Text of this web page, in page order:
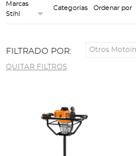
Marcas
Stihl
Categorías Ordenar por
FILTRADO POR: Otros
QUITAR FILTROS